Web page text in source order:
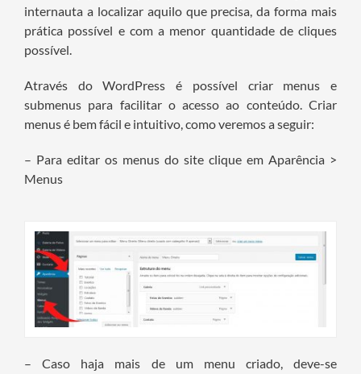
internauta a localizar aquilo que precisa, da forma mais
prática possível e com a menor quantidade de cliques
possível.
Através do WordPress é possível criar menus e
submenus para facilitar o acesso ao conteúdo. Criar
menus é bem fácil e intuitivo, como veremos a seguir:
– Para editar os menus do site clique em Aparência >
Menus
– Caso haja mais de um menu criado, deve-se